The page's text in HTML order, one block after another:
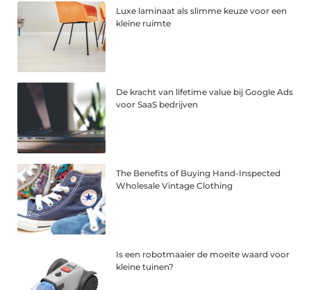
Luxe laminaat als slimme keuze voor een
kleine ruimte
De kracht van lifetime value bij Google Ads
voor SaaS bedrijven
The Benefits of Buying Hand-Inspected
Wholesale Vintage Clothing
Is een robotmaaier de moeite waard voor
kleine tuinen?